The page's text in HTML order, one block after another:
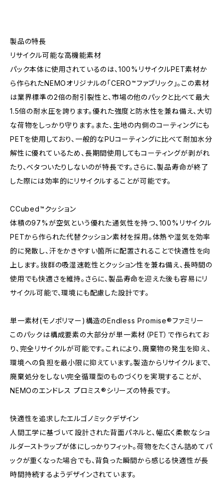
製品の特長
リサイクル可能な高機能素材
パック本体に使用されているのは、100%リサイクルPET素材か
ら作られたNEMOオリジナルの「CERO™ファブリック」。この素材
は業界標準の2倍の耐引裂性と、市場の他のパックと比べて最大
1.5倍の耐水圧を誇ります。優れた強度と防水性を兼ね備え、大切
な荷物をしっかり守ります。また、生地の内側のコーティングにも
PETを使用しており、一般的なPUコーティングに比べて耐加水分
解性に優れているため、長期間使用してもコーティングが剥がれ
たり、ベタついたりしないのが特長です。さらに、製品寿命が終了
した際には効率的にリサイクルすることが可能です。
CCubed™クッション
体積の97%が空気という優れた通気性を持つ、100%リサイクル
PETから作られた代替クッション素材を採用。体熱や湿気を効率
的に発散し、汗をかきやすい箇所に配置されることで快適性を向
上します。抜群の吸湿速乾性とクッション性を兼ね備え、長時間の
使用でも快適さを維持。さらに、製品寿命を迎えた後も容易にリ
サイクル可能で、環境にも配慮した設計です。
単一素材(モノポリマー)構造のEndless Promise®ファミリー
このパックは構成要素の大部分が単一素材（PET）で作られてお
り、完全リサイクルが可能です。これにより、廃棄物の発生を抑え、
環境への負担を最小限に抑えています。製造からリサイクルまで、
廃棄処分をしない完全循環型のものづくりを実現することが、
NEMOのエンドレス プロミス®シリーズの特長です。
快適性を追求したエルゴノミックデザイン
人間工学に基づいて設計された背面パネルと、幅広く柔軟なショ
ルダーストラップが体にしっかりフィット。荷物をたくさん詰めてパ
ックが重くなった場合でも、背負った瞬間から感じる快適性が長
時間持続するようデザインされています。